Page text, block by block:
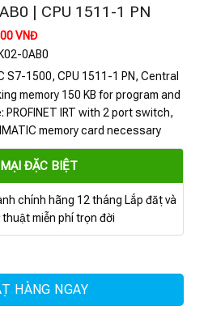
| CPU 1511-1 PN
VNĐ.
VNĐGiá
tại
là:
13.000.000 VNĐ.
0AB0
S7-1500, CPU 1511-1 PN, Central
memory 150 KB for program and
IRT with 2 port switch,
memory card necessary
ĐẶC BIỆT
chính hãng 12 tháng Lắp đặt và
miễn phí trọn đời
HÀNG NGAY